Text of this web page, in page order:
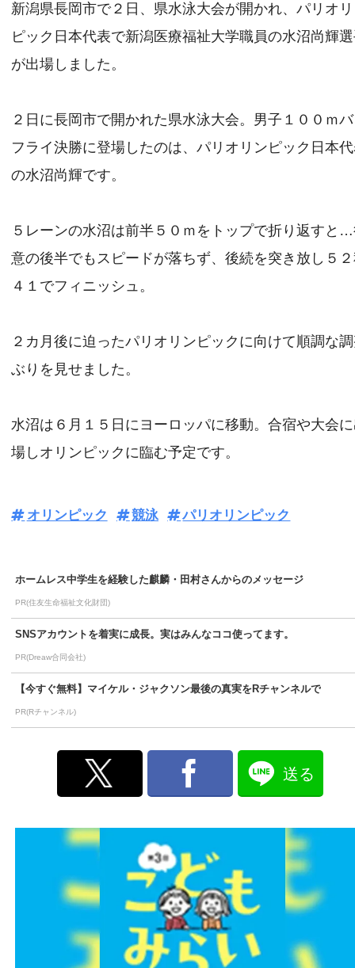
新潟県長岡市で２日、県水泳大会が開かれ、パリオ
ピック日本代表で新潟医療福祉大学職員の水沼尚輝
が出場しました。
２日に長岡市で開かれた県水泳大会。男子１００ｍ
フライ決勝に登場したのは、パリオリンピック日本
の水沼尚輝です。
５レーンの水沼は前半５０ｍをトップで折り返すと
意の後半でもスピードが落ちず、後続を突き放し５
４１でフィニッシュ。
２カ月後に迫ったパリオリンピックに向けて順調な
ぶりを見せました。
水沼は６月１５日にヨーロッパに移動。合宿や大会
場しオリンピックに臨む予定です。
オリンピック 競泳 パリオリンピック
ホームレス中学生を経験した麒麟・田村さんからのメッセージ
PR(住友生命福祉文化財団)
SNSアカウントを着実に成長。実はみんなココ使ってます。
PR(Dreaw合同会社)
【今すぐ無料】マイケル・ジャクソン最後の真実をRチャンネルで
PR(Rチャンネル)
送る